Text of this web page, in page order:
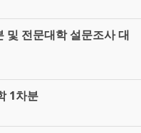
및 전문대학 설문조사 대
1차분